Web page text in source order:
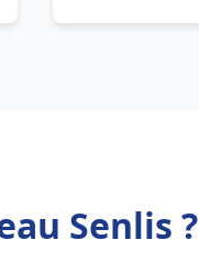
Senlis ?